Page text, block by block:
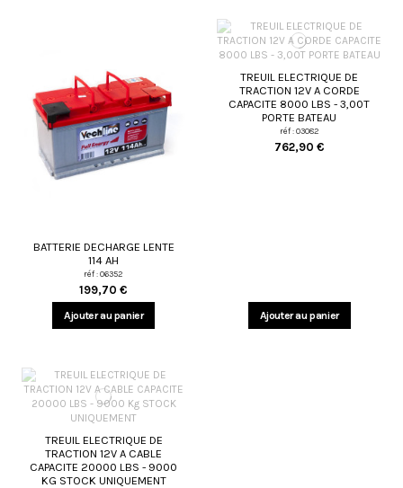
BATTERIE DECHARGE LENTE
114 AH
réf : 06352
199,70 €
Ajouter au panier
TREUIL ELECTRIQUE DE
TRACTION 12V A CORDE
CAPACITE 8000 LBS - 3,00T
PORTE BATEAU
réf : 03082
762,90 €
Ajouter au panier
TREUIL ELECTRIQUE DE
TRACTION 12V A CABLE
CAPACITE 20000 LBS - 9000
KG STOCK UNIQUEMENT